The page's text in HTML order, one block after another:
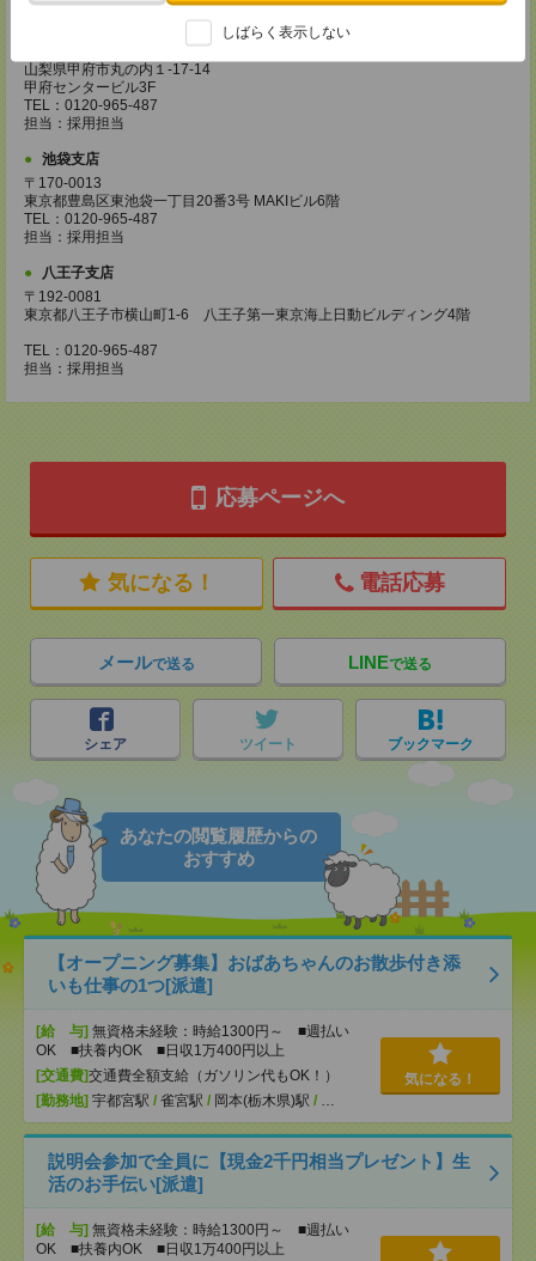
しばらく表示しない
担当：採用担当
山梨県甲府市丸の内１-17-14
甲府センタービル3F
TEL：0120-965-487
担当：採用担当
池袋支店
〒170-0013
東京都豊島区東池袋一丁目20番3号 MAKIビル6階
TEL：0120-965-487
担当：採用担当
八王子支店
〒192-0081
東京都八王子市横山町1-6 八王子第一東京海上日動ビルディング4階
TEL：0120-965-487
担当：採用担当
応募ページへ
気になる！ 電話応募
メールで送る LINEで送る
シェア ツイート ブックマーク
あなたの閲覧履歴からの
おすすめ
【オープニング募集】おばあちゃんのお散歩付き添
いも仕事の1つ[派遣]
[給 与] 無資格未経験：時給1300円～ ■週払い
OK ■扶養内OK ■日収1万400円以上
[交通費]交通費全額支給（ガソリン代もOK！）
[勤務地] 宇都宮駅 / 雀宮駅 / 岡本(栃木県)駅 / …
気になる！
説明会参加で全員に【現金2千円相当プレゼント】生
活のお手伝い[派遣]
[給 与] 無資格未経験：時給1300円～ ■週払い
OK ■扶養内OK ■日収1万400円以上